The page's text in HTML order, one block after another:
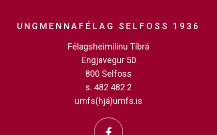
UNGMENNAFÉLAG SELFOSS 1936
Félagsheimilinu Tíbrá
Engjavegur 50
800 Selfoss
s. 482 482 2
umfs(hjá)umfs.is